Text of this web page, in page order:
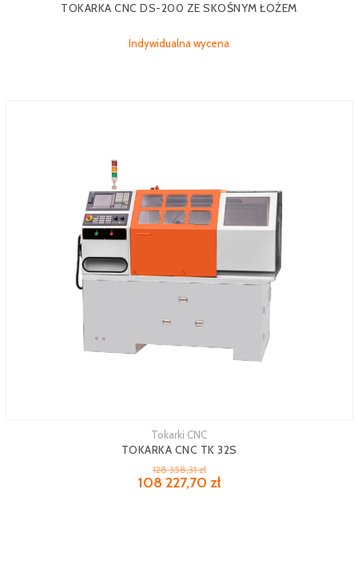
TOKARKA CNC DS-200 ZE SKOŚNYM ŁOŻEM
Indywidualna wycena
Tokarki CNC
TOKARKA CNC TK 32S
128 358,31 zł
108 227,70 zł